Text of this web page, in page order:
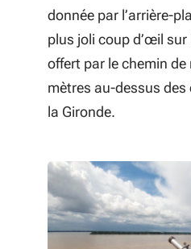
donnée par l’arrière-
plus joli coup d’œil sur
offert par le chemin
mètres au-dessus des
la Gironde.